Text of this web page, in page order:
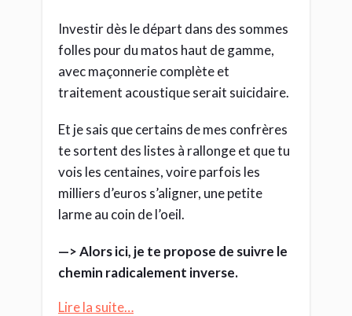
Investir dès le départ dans des sommes
folles pour du matos haut de gamme,
avec maçonnerie complète et
traitement acoustique serait suicidaire.
Et je sais que certains de mes confrères
te sortent des listes à rallonge et que tu
vois les centaines, voire parfois les
milliers d’euros s’aligner, une petite
larme au coin de l’oeil.
—> Alors ici, je te propose de suivre le
chemin radicalement inverse.
Lire la suite…